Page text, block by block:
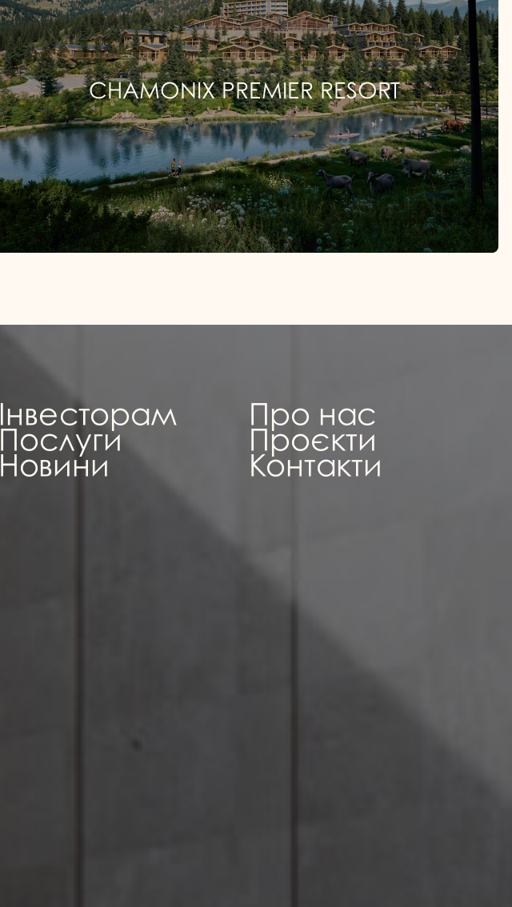
EMERALD PREMIER HOUSE
Інвесторам Про нас
Послуги Проєкти
Новини Контакти